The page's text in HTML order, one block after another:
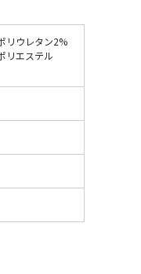
リウレタン2%
リエステル